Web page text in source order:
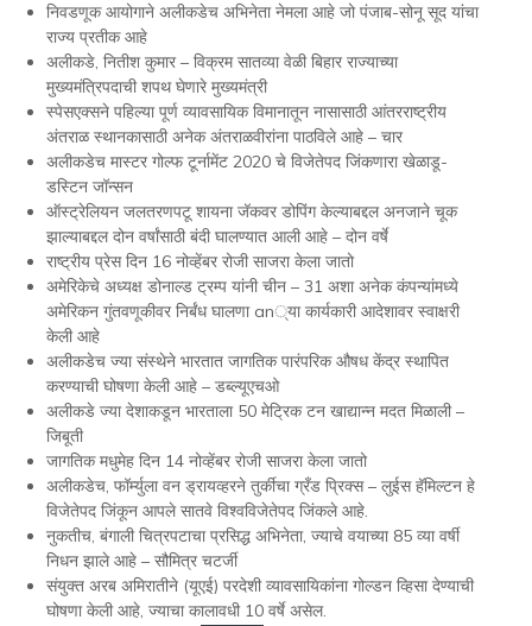
निवडणूक आयोगाने अलीकडेच अभिनेता नेमला आहे जो पंजाब-सोनू सूद यांचा
राज्य प्रतीक आहे
अलीकडे, नितीश कुमार – विक्रम सातव्या वेळी बिहार राज्याच्या
मुख्यमंत्रिपदाची शपथ घेणारे मुख्यमंत्री
स्पेसएक्सने पहिल्या पूर्ण व्यावसायिक विमानातून नासासाठी आंतरराष्ट्रीय
अंतराळ स्थानकासाठी अनेक अंतराळवीरांना पाठविले आहे – चार
अलीकडेच मास्टर गोल्फ टूर्नामेंट 2020 चे विजेतेपद जिंकणारा खेळाडू-
डस्टिन जॉन्सन
ऑस्ट्रेलियन जलतरणपटू शायना जॅकवर डोपिंग केल्याबद्दल अनजाने चूक
झाल्याबद्दल दोन वर्षांसाठी बंदी घालण्यात आली आहे – दोन वर्षे
राष्ट्रीय प्रेस दिन 16 नोव्हेंबर रोजी साजरा केला जातो
अमेरिकेचे अध्यक्ष डोनाल्ड ट्रम्प यांनी चीन – 31 अशा अनेक कंपन्यांमध्ये
अमेरिकन गुंतवणूकीवर निर्बंध घालणा an्या कार्यकारी आदेशावर स्वाक्षरी
केली आहे
अलीकडेच ज्या संस्थेने भारतात जागतिक पारंपरिक औषध केंद्र स्थापित
करण्याची घोषणा केली आहे – डब्ल्यूएचओ
अलीकडे ज्या देशाकडून भारताला 50 मेट्रिक टन खाद्यान्न मदत मिळाली –
जिबूती
जागतिक मधुमेह दिन 14 नोव्हेंबर रोजी साजरा केला जातो
अलीकडेच, फॉर्म्युला वन ड्रायव्हरने तुर्कीचा ग्रँड प्रिक्स – लुईस हॅमिल्टन हे
विजेतेपद जिंकून आपले सातवे विश्वविजेतेपद जिंकले आहे.
नुकतीच, बंगाली चित्रपटाचा प्रसिद्ध अभिनेता, ज्याचे वयाच्या 85 व्या वर्षी
निधन झाले आहे – सौमित्र चटर्जी
संयुक्त अरब अमिरातीने (यूएई) परदेशी व्यावसायिकांना गोल्डन व्हिसा देण्याची
घोषणा केली आहे, ज्याचा कालावधी 10 वर्षे असेल.